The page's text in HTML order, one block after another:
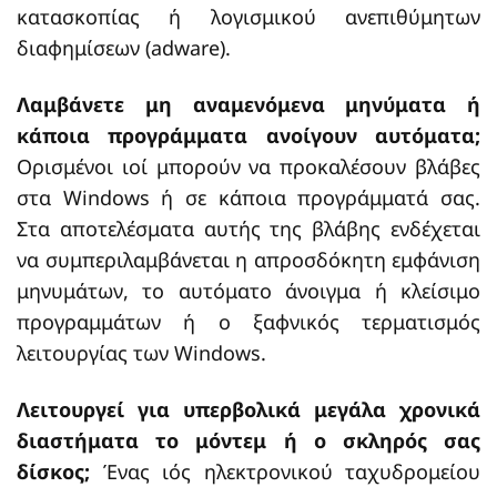
κατασκοπίας ή λογισμικού ανεπιθύμητων
διαφημίσεων (adware).
Λαμβάνετε μη αναμενόμενα μηνύματα ή
κάποια προγράμματα ανοίγουν αυτόματα;
Ορισμένοι ιοί μπορούν να προκαλέσουν βλάβες
στα Windows ή σε κάποια προγράμματά σας.
Στα αποτελέσματα αυτής της βλάβης ενδέχεται
να συμπεριλαμβάνεται η απροσδόκητη εμφάνιση
μηνυμάτων, το αυτόματο άνοιγμα ή κλείσιμο
προγραμμάτων ή ο ξαφνικός τερματισμός
λειτουργίας των Windows.
Λειτουργεί για υπερβολικά μεγάλα χρονικά
διαστήματα το μόντεμ ή ο σκληρός σας
δίσκος; Ένας ιός ηλεκτρονικού ταχυδρομείου